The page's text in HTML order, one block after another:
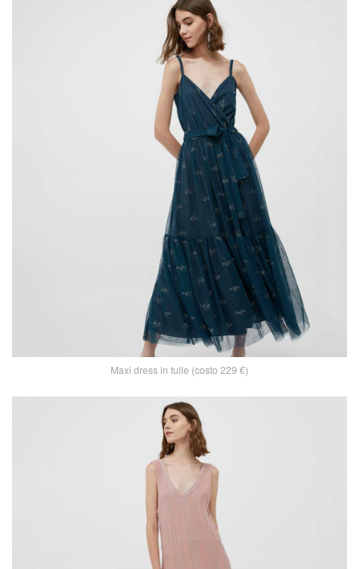
Maxi dress in tulle (costo 229 €)